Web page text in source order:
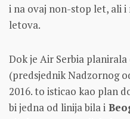
i na ovaj non-stop let, ali
letova.
Dok je Air Serbia
(predsjednik Nadzornog
2016. to isticao kao plan
bi jedna od linija bila i